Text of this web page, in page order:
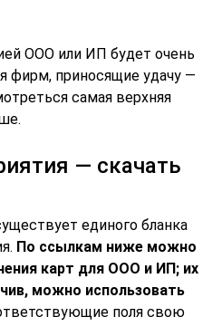
ООО или ИП будет очень
фирм, приносящие удачу —
самая верхняя
— скачать
единого бланка
По ссылкам ниже можно
карт для ООО и ИП; их
можно использовать
поля свою